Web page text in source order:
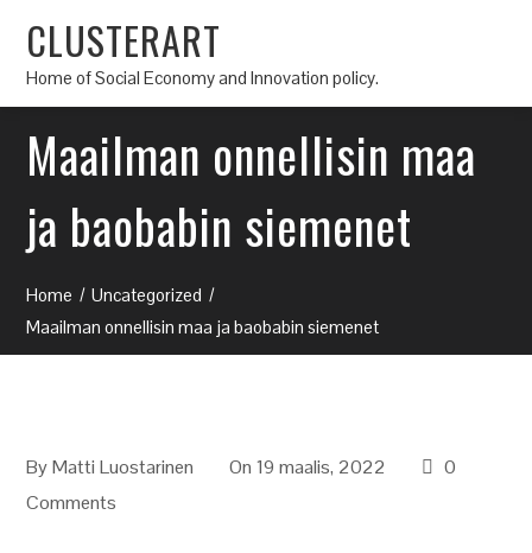
CLUSTERART
Home of Social Economy and Innovation policy.
Maailman onnellisin maa
ja baobabin siemenet
Home
Uncategorized
Maailman onnellisin maa ja baobabin siemenet
ByMatti Luostarinen On 19 maalis, 2022
0
Comments